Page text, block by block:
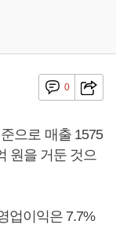
0
으로 매출 1575
원을 거둔 것으
업이익은 7.7%